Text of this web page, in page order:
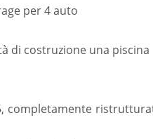
per 4 auto
di costruzione una piscina
completamente